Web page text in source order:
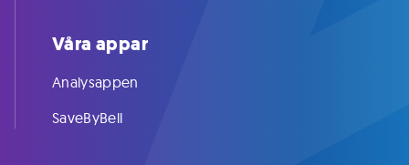
Våra appar
Analysappen
SaveByBell